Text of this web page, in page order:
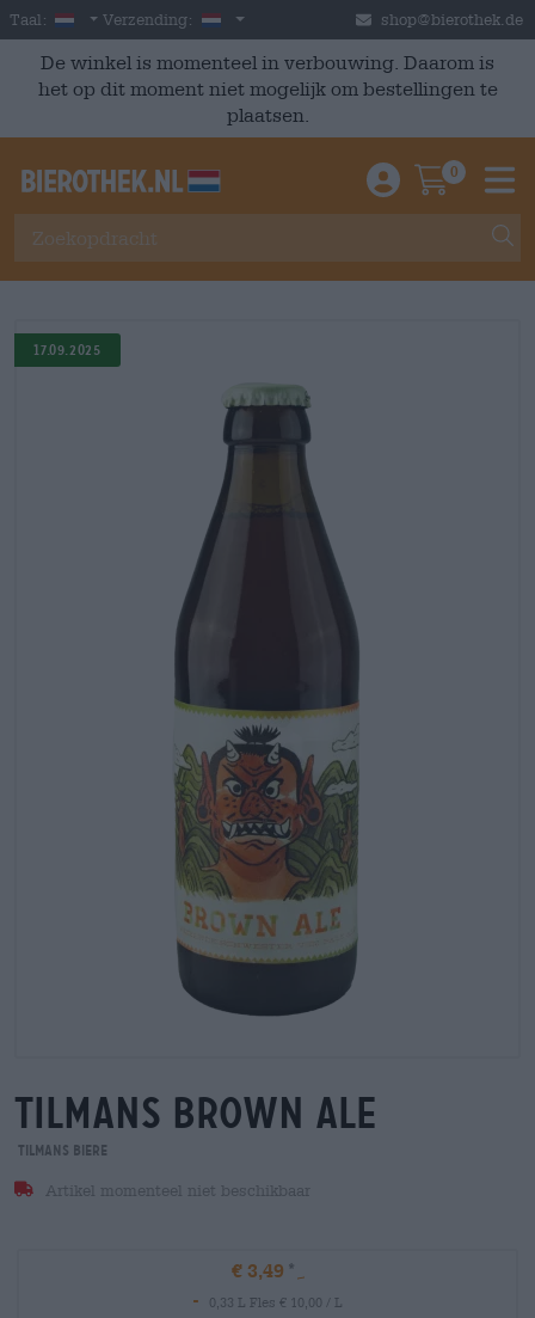
Skip to main content
Taal: Dutch
Verzending: Nederland shop@bierothek.de
De winkel is momenteel in verbouwing. Daarom is
het op dit moment niet mogelijk om bestellingen te
plaatsen.
Einloggen /
0
17.09.2025
tilmans brown ale
Tilmans Biere
Artikel momenteel niet beschikbaar
€ 3,49
-
0,33 L Fles € 10,00 / L